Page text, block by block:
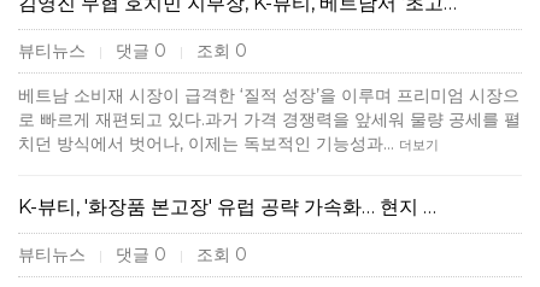
뷰티뉴스 | 댓글 0 | 조회 0
베트남 소비재 시장이 급격한 ‘질적 성장’을 이루며 프리미엄 시장으
로 빠르게 재편되고 있다.과거 가격 경쟁력을 앞세워 물량 공세를 펼
치던 방식에서 벗어나, 이제는 독보적인 기능성과… 더보기
K-뷰티, '화장품 본고장' 유럽 공략 가속화… 현지 …
뷰티뉴스 | 댓글 0 | 조회 0